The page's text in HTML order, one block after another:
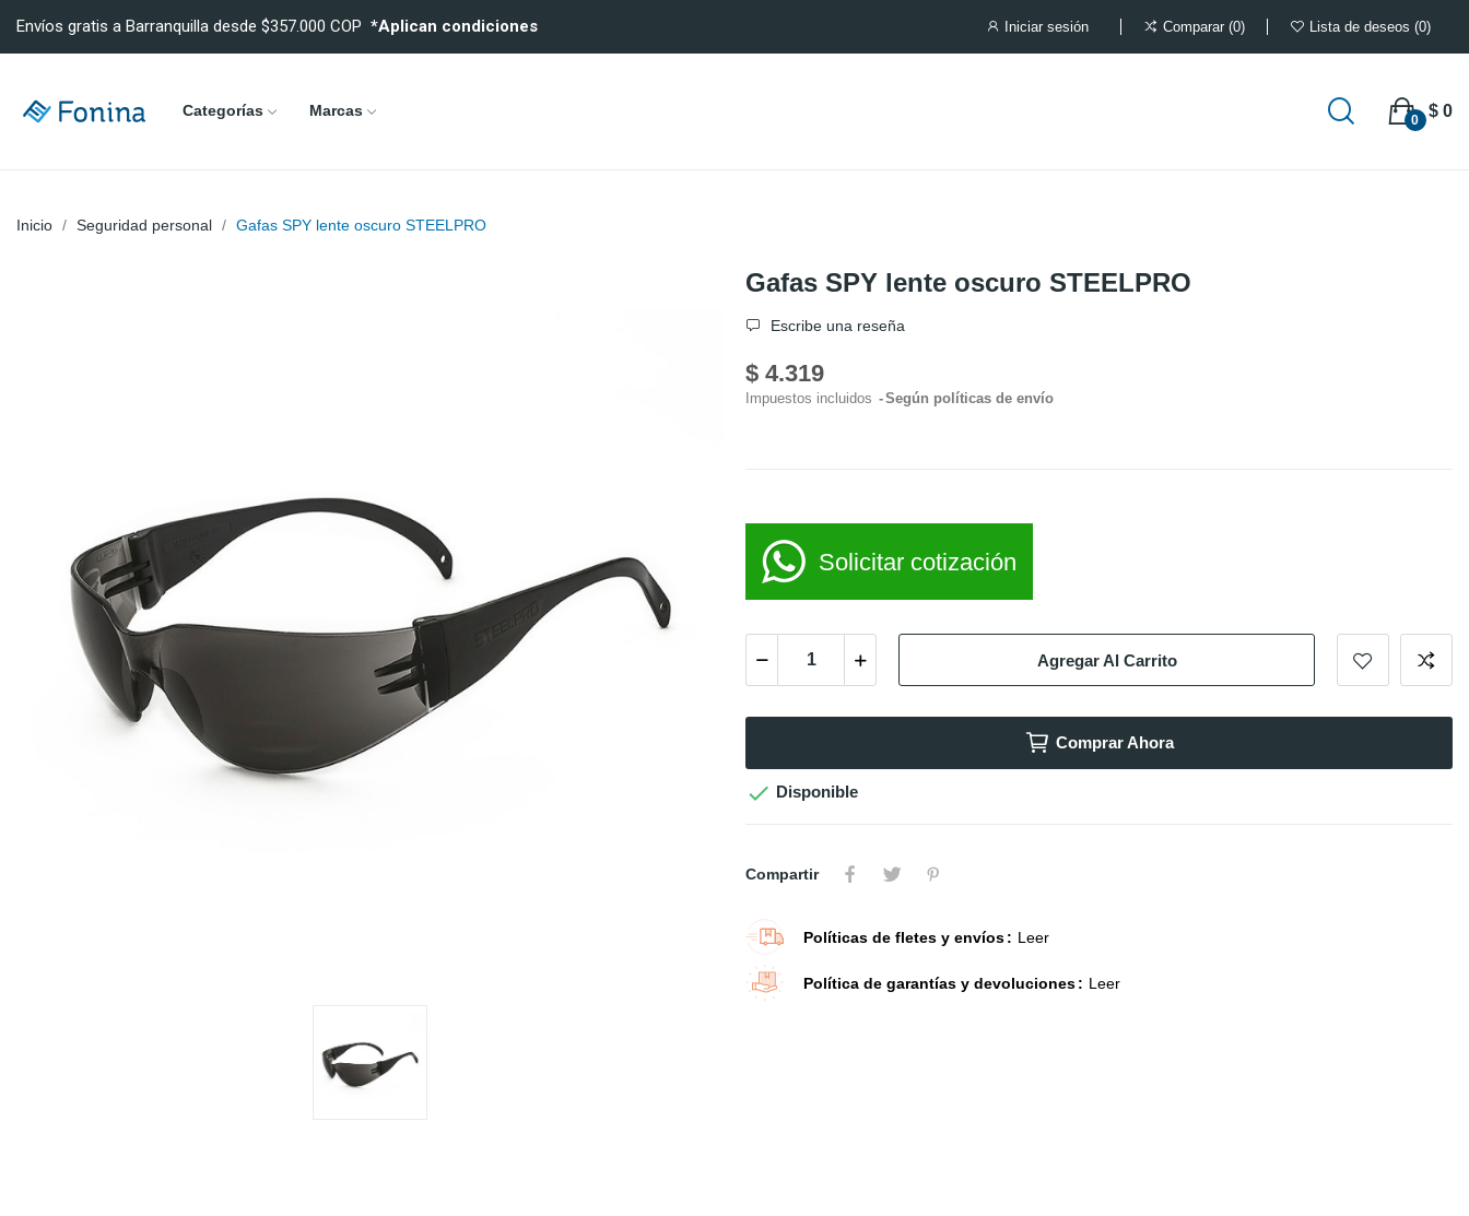
Envíos gratis a Barranquilla desde $357.000 COP *Aplican condiciones Iniciar sesión Comparar 0 Lista de deseos 0
Categorías Marcas $ 0
0
Inicio Seguridad personal Gafas SPY lente oscuro STEELPRO
Gafas SPY lente oscuro STEELPRO
Escribe una reseña
$ 4.319
Impuestos incluidos Según políticas de envío
Solicitar cotización
Agregar Al Carrito
Comprar Ahora
 Disponible
Compartir
Políticas de fletes y envíos Leer
Política de garantías y devoluciones Leer